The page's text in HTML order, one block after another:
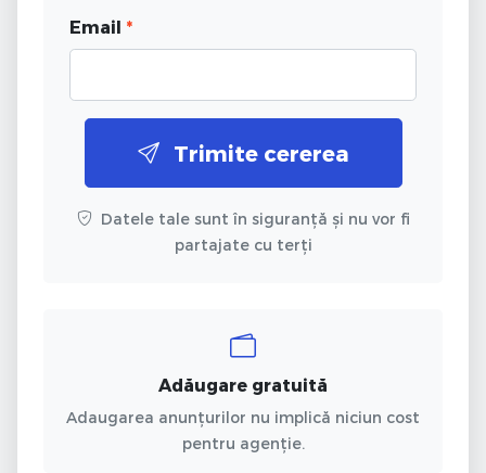
Email *
Trimite cererea
Datele tale sunt în siguranță și nu vor fi
partajate cu terți
Adăugare gratuită
Adaugarea anunțurilor nu implică niciun cost
pentru agenție.